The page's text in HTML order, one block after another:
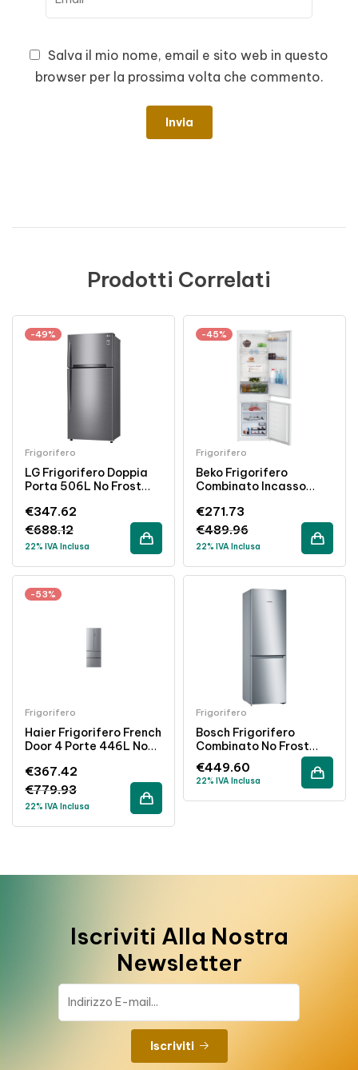
Salva il mio nome, email e sito web in questo
browser per la prossima volta che commento.
Prodotti Correlati
-49%
Frigorifero
LG Frigorifero Doppia
Porta 506L No Frost
€688.12
€347.62
22% IVA Inclusa
-45%
Frigorifero
Beko Frigorifero
Combinato Incasso
Classe E Bianco
€489.96
€271.73
22% IVA Inclusa
-53%
Frigorifero
Haier Frigorifero French
Door 4 Porte 446L No
Installazione Inox
€779.93
€367.42
22% IVA Inclusa
Frigorifero
Bosch Frigorifero
Combinato No Frost
302L Classe E Inox
€449.60
22% IVA Inclusa
Iscriviti Alla Nostra
Newsletter
Iscriviti